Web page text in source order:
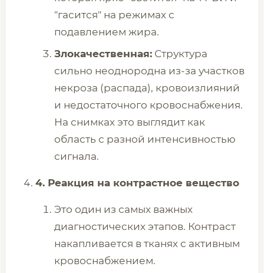
"гасится" на режимах с
подавлением жира.
Злокачественная: Структура
сильно неоднородна из-за участков
некроза (распада), кровоизлияний
и недостаточного кровоснабжения.
На снимках это выглядит как
область с разной интенсивностью
сигнала.
4. Реакция на контрастное вещество
Это один из самых важных
диагностических этапов. Контраст
накапливается в тканях с активным
кровоснабжением.